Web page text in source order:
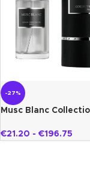
-27%
Musc Blanc
€21.20 - €196.75